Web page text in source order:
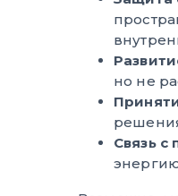
но не
Связь